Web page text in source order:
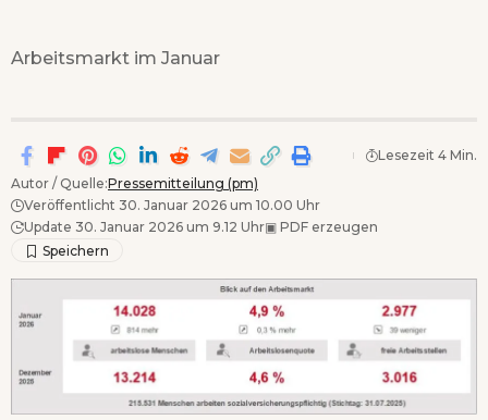
Arbeitsmarkt im Januar
Autor / Quelle:Pressemitteilung (pm)
Veröffentlicht 30. Januar 2026 um 10.00 Uhr
Update 30. Januar 2026 um 9.12 Uhr▣ PDF erzeugen
Lesezeit 4 Min.